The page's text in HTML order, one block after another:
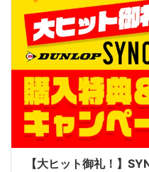
【大ヒット御礼！】